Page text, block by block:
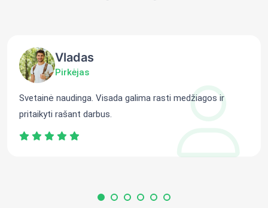
Vladas
Pirkėjas
Svetainė naudinga. Visada galima rasti medžiagos ir
pritaikyti rašant darbus.